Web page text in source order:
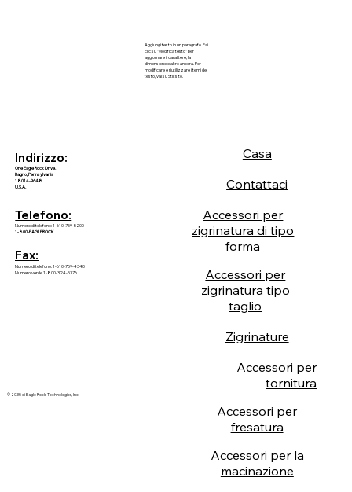
Aggiungi testo in un paragrafo. Fai
clic su "Modifica testo" per
aggiornare il carattere, la
dimensione e altro ancora. Per
modificare e riutilizzare i temi del
testo, vai su Stili sito.
Indirizzo:
One Eagle Rock Drive.
Bagno, Pennsylvania
18014-9648
U.S.A.
Telefono:
Numero di telefono: 1-610-759-5200
1-800-EAGLEROCK
Fax:
Numero di telefono: 1-610-759-4340
Numero verde 1-800-324-5376
© 2035 di Eagle Rock Technologies, Inc.
Casa
Contattaci
Accessori per
zigrinatura di tipo
forma
Accessori per
zigrinatura tipo
taglio
Zigrinature
Accessori per
tornitura
Accessori per
fresatura
Accessori per la
macinazione